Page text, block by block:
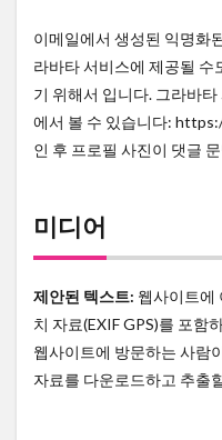
이메일에서 생성된 익명화
라바타 서비스에 제공될 수
기 위해서 입니다. 그라바
에서 볼 수 있습니다:
인 후 프로필 사진이 댓글
미디어
제안된 텍스트: 웹사이트에
치 자료(EXIF GPS)를 포함
웹사이트에 방문하는 사람
자료를 다운로드하고 추출